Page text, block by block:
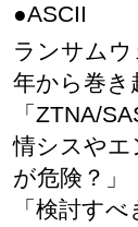
●ASCII
ランサム
年から巻き
「ZTNA/
情シスや
が危険？」
「検討す